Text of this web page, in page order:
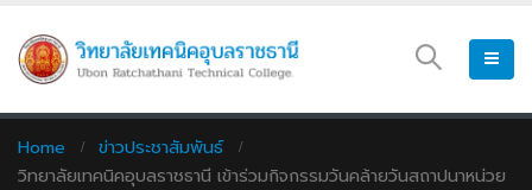
Home
ข่าวประชาสัมพันธ์
วิทยาลัยเทคนิคอุบลราชธานี เข้าร่วมกิจกรรมวันคล้ายวันสถาปนาหน่วย